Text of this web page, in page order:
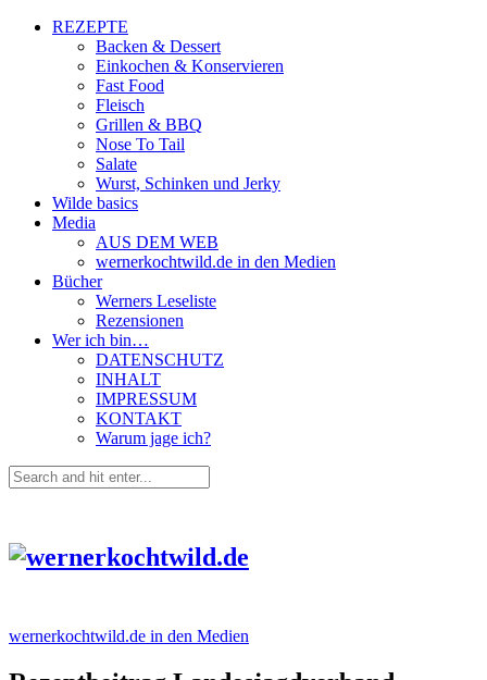
REZEPTE
Backen & Dessert
Einkochen & Konservieren
Fast Food
Fleisch
Grillen & BBQ
Nose To Tail
Salate
Wurst, Schinken und Jerky
Wilde basics
Media
AUS DEM WEB
wernerkochtwild.de in den Medien
Bücher
Werners Leseliste
Rezensionen
Wer ich bin…
DATENSCHUTZ
INHALT
IMPRESSUM
KONTAKT
Warum jage ich?
wernerkochtwild.de in den Medien